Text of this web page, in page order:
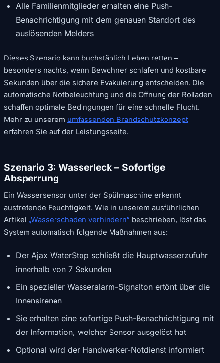
Alle Familienmitglieder erhalten eine Push-
Benachrichtigung mit dem genauen Standort des
auslösenden Melders
Dieses Szenario kann buchstäblich Leben retten –
besonders nachts, wenn Bewohner schlafen und kostbare
Sekunden über die sichere Evakuierung entscheiden. Die
automatische Notbeleuchtung und die Öffnung der Rolladen
schaffen optimale Bedingungen für eine schnelle Flucht.
Mehr zu unserem umfassenden Brandschutzkonzept
erfahren Sie auf der Leistungsseite.
Szenario 3: Wasserleck – Sofortige
Absperrung
Ein Wassersensor unter der Spülmaschine erkennt
austretende Feuchtigkeit. Wie in unserem ausführlichen
Artikel „Wasserschaden verhindern“ beschrieben, löst das
System automatisch folgende Maßnahmen aus:
Der Ajax WaterStop schließt die Hauptwasserzufuhr
innerhalb von 7 Sekunden
Ein spezieller Wasseralarm-Signalton ertönt über die
Innensirenen
Sie erhalten eine sofortige Push-Benachrichtigung mit
der Information, welcher Sensor ausgelöst hat
Optional wird der Handwerker-Notdienst informiert